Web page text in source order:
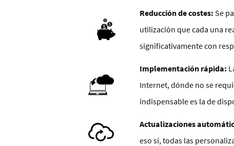
Reducción de costes: Se
utilización que cada una
significativamente con
Implementación rápida:
Internet, dónde no se
indispensable es la de
Actualizaciones
eso sí, todas las